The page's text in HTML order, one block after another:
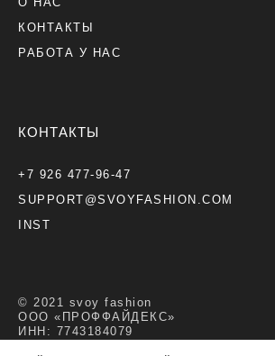
КОНТАКТЫ
РАБОТА У НАС
КОНТАКТЫ
+7 926 477-96-47
SUPPORT@SVOYFASHION.COM
INST
© 2021 svoy fashion
ООО «ПРОФФАЙДЕКС»
ИНН: 7743184079